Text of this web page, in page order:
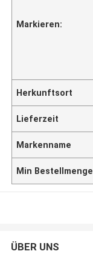
Markieren:
Herkunftsort
Lieferzeit
Markenname
Min Bestellmenge
ÜBER UNS